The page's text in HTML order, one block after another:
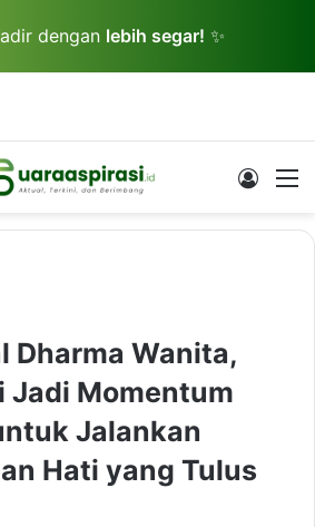
dengan lebih segar! ✨
Log In
Dharma Wanita,
Jadi Momentum
Jalankan
Hati yang Tulus